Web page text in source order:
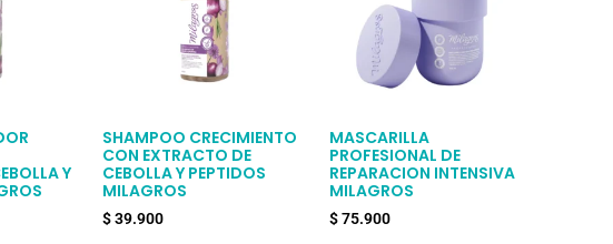
Y
SHAMPOO CRECIMIENTO
CON EXTRACTO DE
CEBOLLA Y PEPTIDOS
MILAGROS
$39.900
MASCARILLA
PROFESIONAL DE
REPARACION INTENSIVA
MILAGROS
$75.900